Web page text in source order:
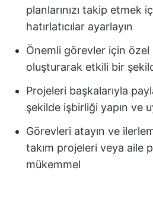
planlarınızı takip etmek
hatırlatıcılar ayarlayın
Önemli görevler için özel
oluşturarak etkili bir
Projeleri başkalarıyla
şekilde işbirliği yapın ve
Görevleri atayın ve
takım projeleri veya aile
mükemmel